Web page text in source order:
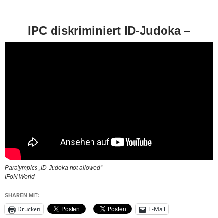
IPC diskriminiert ID-Judoka –
Paralympics „ID-Judoka not allowed“
IFoN.World
SHAREN MIT:
Drucken E-Mail